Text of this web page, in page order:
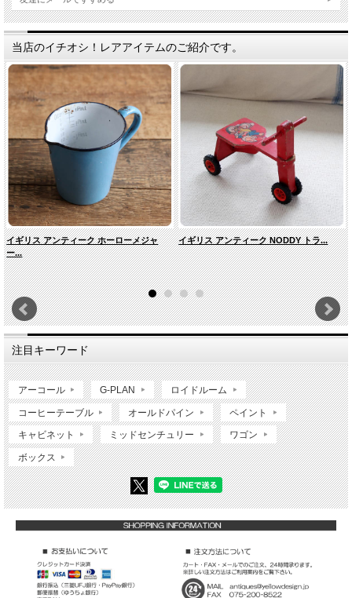
当店のイチオシ！レアアイテムのご紹介です。
イギリス アンティーク ホーローメジャ
ー...
イギリス アンティーク NODDY トラ...
注目キーワード
アーコール G-PLAN ロイドルーム
コーヒーテーブル オールドパイン ペイント
キャビネット ミッドセンチュリー ワゴン
ボックス